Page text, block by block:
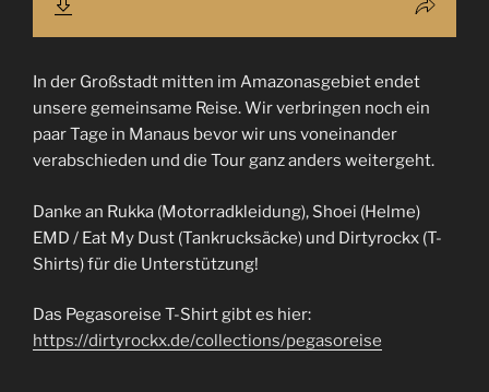
In der Großstadt mitten im Amazonasgebiet endet
unsere gemeinsame Reise. Wir verbringen noch ein
paar Tage in Manaus bevor wir uns voneinander
verabschieden und die Tour ganz anders weitergeht.
Danke an Rukka (Motorradkleidung), Shoei (Helme)
EMD / Eat My Dust (Tankrucksäcke) und Dirtyrockx (T-
Shirts) für die Unterstützung!
Das Pegasoreise T-Shirt gibt es hier:
https://dirtyrockx.de/collections/pegasoreise